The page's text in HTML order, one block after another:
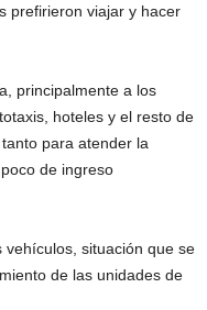
prefirieron viajar y hacer
principalmente a los
hoteles y el resto de
para atender la
de ingreso
situación que se
de las unidades de